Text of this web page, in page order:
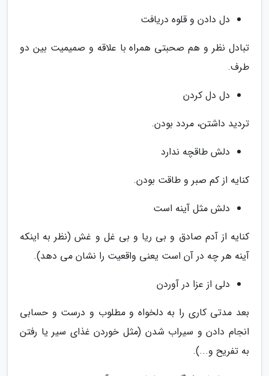
دل دادن و قلوه دریافت
تبادل نظر و هم صحبتی همراه با علاقه و صمیمیت بین دو
طرف.
دل دل کردن
تردید داشتن، مردد بودن.
دلش طاقچه ندارد
کنایه از کم صبر و طاقت بودن.
دلش مثل آینه است
کنایه از آدم صادق و بی ریا و بی غل و غش (نظر به اینکه
آینه هر چه در آن است یعنی واقعیت را نشان می دهد).
دلی از عزا در آوردن
بعد مدتی کاری را به دلخواه و مطلوب و درست و حسابی
انجام دادن و سیراب شدن (مثل خوردن غذای سیر یا رفتن
به تفریح و...).